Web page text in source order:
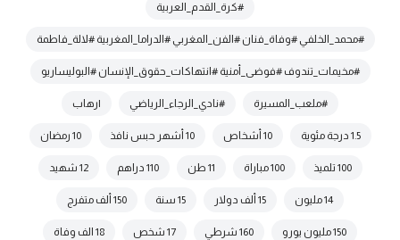
#كرة_القدم_العربية
#محمد_الخلفي #وفاة_فنان #الفن_المغربي #الدراما_المغربية #لالة_فاطمة
#مخيمات_تندوف #فوضى_أمنية #انتهاكات_حقوق_الإنسان #البوليساريو
#ملعب_المسيرة #نادي_الرجاء_الرياضي |رهاب
1.5 درجة مئوية 10 أشخاص 10 أشهر حبس نافذ 10 رمضان
100 تلميذ 100 مباراة 11 طن 110 دراهم 12 شهيد
14 مليون 15 ألف دولار 15 سنة 150 ألف متفرج
150 مليون يورو 160 شرطي 17 شخص 18 الف وفاة